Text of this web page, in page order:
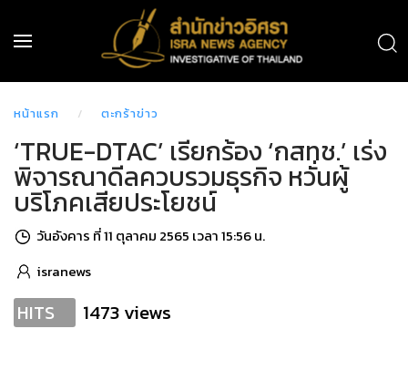
หน้าแรก ตะกร้าข่าว
‘TRUE-DTAC’ เรียกร้อง ‘กสทช.’ เร่ง
พิจารณาดีลควบรวมธุรกิจ หวั่นผู้
บริโภคเสียประโยชน์
วันอังคาร ที่ 11 ตุลาคม 2565 เวลา 15:56 น.
isranews
HITS 1473 views